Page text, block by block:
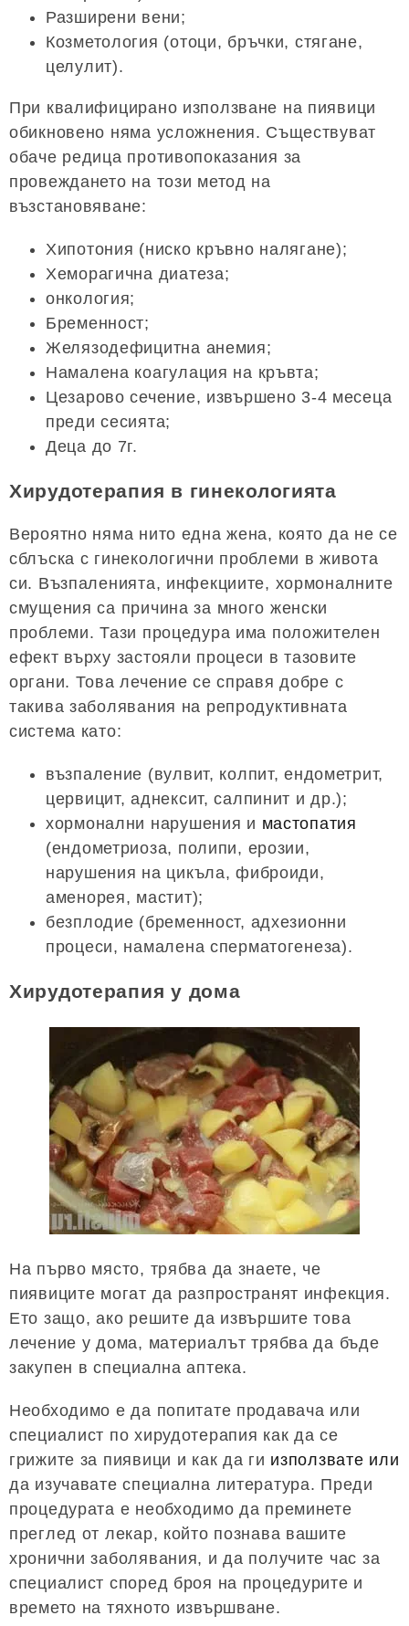
Разширени вени;
Козметология (отоци, бръчки, стягане,
целулит).
При квалифицирано използване на пиявици
обикновено няма усложнения. Съществуват
обаче редица противопоказания за
провеждането на този метод на
възстановяване:
Хипотония (ниско кръвно налягане);
Хеморагична диатеза;
онкология;
Бременност;
Желязодефицитна анемия;
Намалена коагулация на кръвта;
Цезарово сечение, извършено 3-4 месеца
преди сесията;
Деца до 7г.
Хирудотерапия в гинекологията
Вероятно няма нито една жена, която да не се
сблъска с гинекологични проблеми в живота
си. Възпаленията, инфекциите, хормоналните
смущения са причина за много женски
проблеми. Тази процедура има положителен
ефект върху застояли процеси в тазовите
органи. Това лечение се справя добре с
такива заболявания на репродуктивната
система като:
възпаление (вулвит, колпит, ендометрит,
цервицит, аднексит, салпинит и др.);
хормонални нарушения и мастопатия
(ендометриоза, полипи, ерозии,
нарушения на цикъла, фиброиди,
аменорея, мастит);
безплодие (бременност, адхезионни
процеси, намалена сперматогенеза).
Хирудотерапия у дома
На първо място, трябва да знаете, че
пиявиците могат да разпространят инфекция.
Ето защо, ако решите да извършите това
лечение у дома, материалът трябва да бъде
закупен в специална аптека.
Необходимо е да попитате продавача или
специалист по хирудотерапия как да се
грижите за пиявици и как да ги използвате или
да изучавате специална литература. Преди
процедурата е необходимо да преминете
преглед от лекар, който познава вашите
хронични заболявания, и да получите час за
специалист според броя на процедурите и
времето на тяхното извършване.